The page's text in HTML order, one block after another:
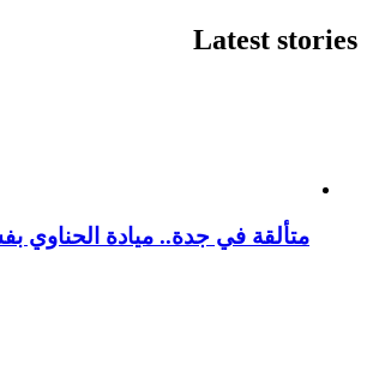
Latest stories
متألقة في جدة.. ميادة الحناوي